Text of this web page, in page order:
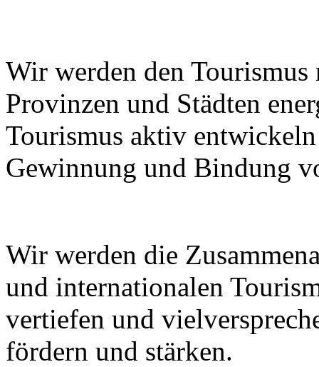
Wir werden den Tourismus
Provinzen und Städten
Tourismus aktiv
Gewinnung und Bindung
Wir werden die
und internationalen
vertiefen und
fördern und stärken.